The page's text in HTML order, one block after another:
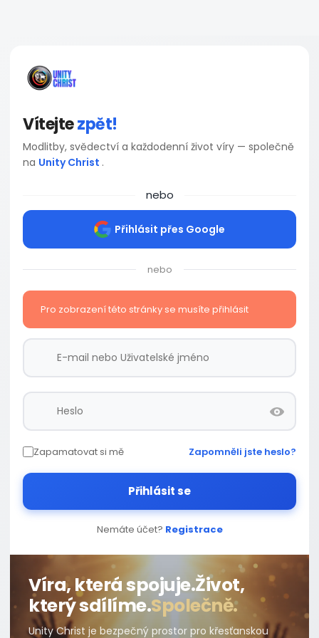
Vítejtezpět!
Modlitby, svědectví a každodenní život víry — společně
na Unity Christ .
nebo
Přihlásit přes Google
nebo
Pro zobrazení této stránky se musíte přihlásit
Zapamatovat si mě Zapomněli jste heslo?
Přihlásit se
Nemáte účet? Registrace
Víra, která spojuje.Život,
který sdílíme.Společně.
Unity Christ je bezpečný prostor pro křesťanskou